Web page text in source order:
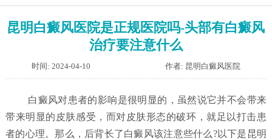
昆明白癜风医院是正规医院吗-头部有白癜风
治疗要注意什么
时间: 2024-04-10 作者: 昆明白癜风医院
白癜风对患者的影响是很明显的，虽然说它并不会带来
带来明显的皮肤感受，而对皮肤形态的破环，就足以打击患
者的心理。那么，后背长了白癜风该注意些什么?以下是昆明